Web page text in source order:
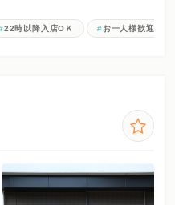
22時以降入店OＫ お一人様歓迎